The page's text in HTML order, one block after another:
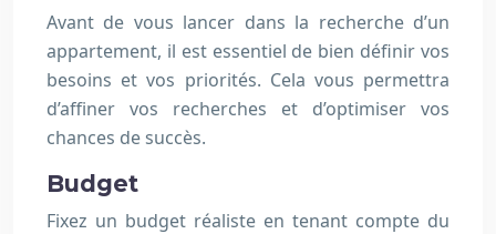
Avant de vous lancer dans la recherche d’un
appartement, il est essentiel de bien définir vos
besoins et vos priorités. Cela vous permettra
d’affiner vos recherches et d’optimiser vos
chances de succès.
Budget
Fixez un budget réaliste en tenant compte du